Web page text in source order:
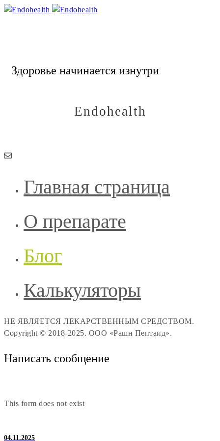
Здоровье начинается изнутри
Endohealth
Главная страница
О препарате
Блог
Калькуляторы
НЕ ЯВЛЯЕТСЯ ЛЕКАРСТВЕННЫМ СРЕДСТВОМ.
Copyright © 2018-2025. ООО «Рашн Пептаид».
Написать сообщение
This form does not exist
04.11.2025